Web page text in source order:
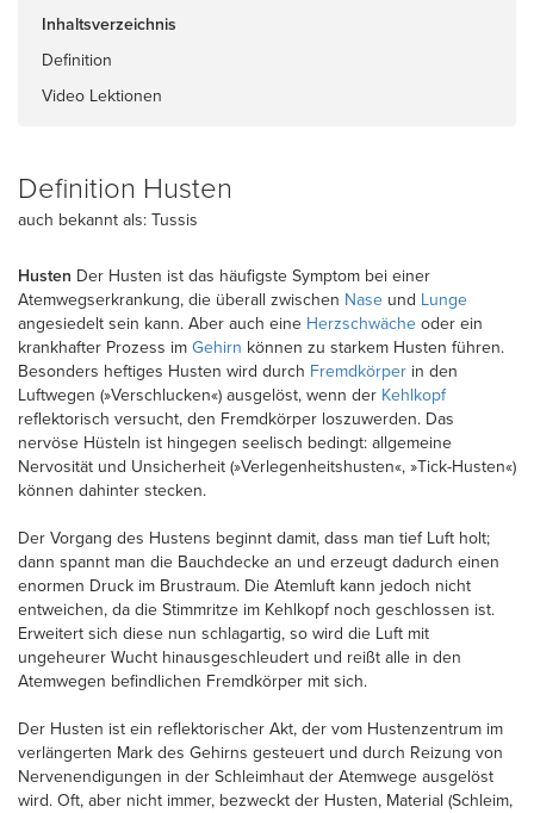
Inhaltsverzeichnis
Definition
Video Lektionen
Definition Husten
auch bekannt als: Tussis
Husten Der Husten ist das häufigste Symptom bei einer
Atemwegserkrankung, die überall zwischen Nase und Lunge
angesiedelt sein kann. Aber auch eine Herzschwäche oder ein
krankhafter Prozess im Gehirn können zu starkem Husten führen.
Besonders heftiges Husten wird durch Fremdkörper in den
Luftwegen (»Verschlucken«) ausgelöst, wenn der Kehlkopf
reflektorisch versucht, den Fremdkörper loszuwerden. Das
nervöse Hüsteln ist hingegen seelisch bedingt: allgemeine
Nervosität und Unsicherheit (»Verlegenheitshusten«, »Tick-Husten«)
können dahinter stecken.
Der Vorgang des Hustens beginnt damit, dass man tief Luft holt;
dann spannt man die Bauchdecke an und erzeugt dadurch einen
enormen Druck im Brustraum. Die Atemluft kann jedoch nicht
entweichen, da die Stimmritze im Kehlkopf noch geschlossen ist.
Erweitert sich diese nun schlagartig, so wird die Luft mit
ungeheurer Wucht hinausgeschleudert und reißt alle in den
Atemwegen befindlichen Fremdkörper mit sich.
Der Husten ist ein reflektorischer Akt, der vom Hustenzentrum im
verlängerten Mark des Gehirns gesteuert und durch Reizung von
Nervenendigungen in der Schleimhaut der Atemwege ausgelöst
wird. Oft, aber nicht immer, bezweckt der Husten, Material (Schleim,